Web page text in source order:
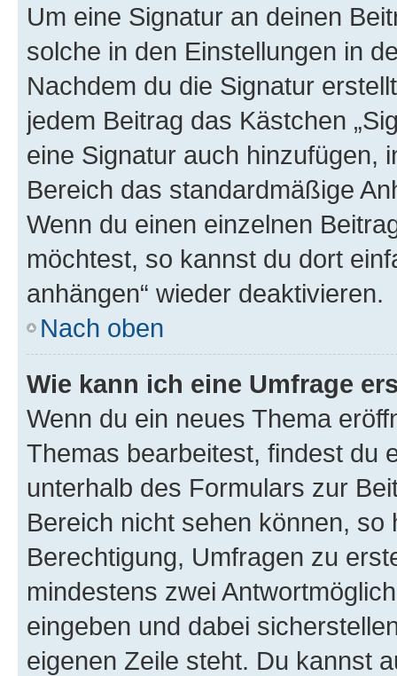
Um eine Signatur an deinen
solche in den Einstellungen in
Nachdem du die Signatur
jedem Beitrag das Kästchen
eine Signatur auch hinzufügen,
Bereich das standardmäßige
Wenn du einen einzelnen
möchtest, so kannst du dort
anhängen“ wieder deaktivieren.
Nach oben
Wie kann ich eine Umfrage
Wenn du ein neues Thema
Themas bearbeitest, findest du
unterhalb des Formulars zur
Bereich nicht sehen können,
Berechtigung, Umfragen zu
mindestens zwei
eingeben und dabei
eigenen Zeile steht. Du kannst